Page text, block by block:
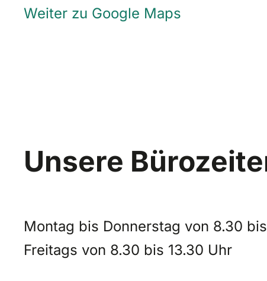
Weiter zu Google Maps
Unsere
Montag bis Donnerstag von 8.30
Freitags von 8.30 bis 13.30 Uhr